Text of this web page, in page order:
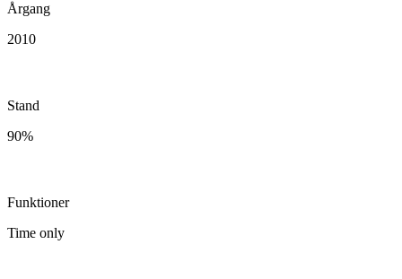
Årgang
2010
Stand
90%
Funktioner
Time only